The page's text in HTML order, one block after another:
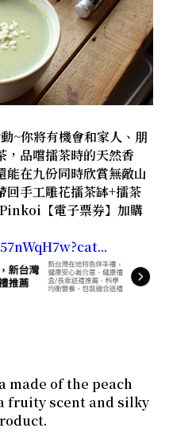
~你將有機會和家人、朋
，品嚐擂茶時的天然香
能在九份同時欣賞無敵山
回手工雕花擂茶缽+擂茶
【電子票券】加購
made of the peach
fruity scent and silky